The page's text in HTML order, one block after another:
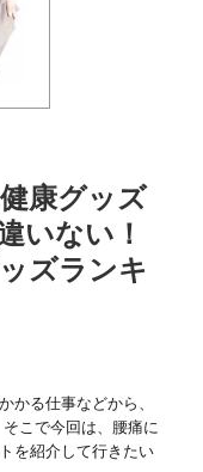
康グッズ
いない！
ズランキ
かる仕事などから、
こで今回は、腰痛に
を紹介して行きたい